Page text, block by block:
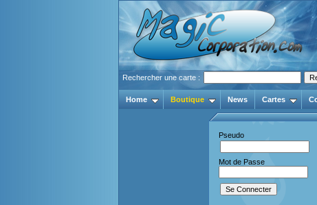
Rechercher une carte :
Home Boutique News Cartes
Pseudo
Mot de Passe